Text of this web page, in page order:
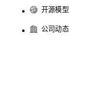
开源模型
公司动态